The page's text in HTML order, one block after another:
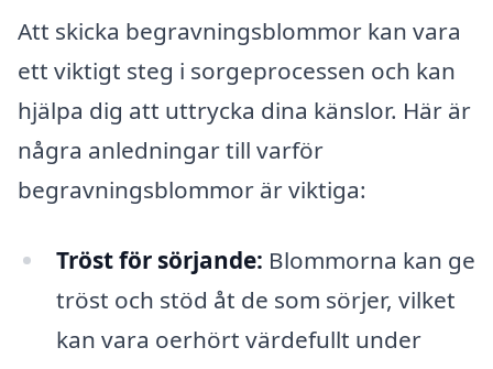
Att skicka begravningsblommor kan vara
ett viktigt steg i sorgeprocessen och kan
hjälpa dig att uttrycka dina känslor. Här är
några anledningar till varför
begravningsblommor är viktiga:
Tröst för sörjande: Blommorna kan ge
tröst och stöd åt de som sörjer, vilket
kan vara oerhört värdefullt under